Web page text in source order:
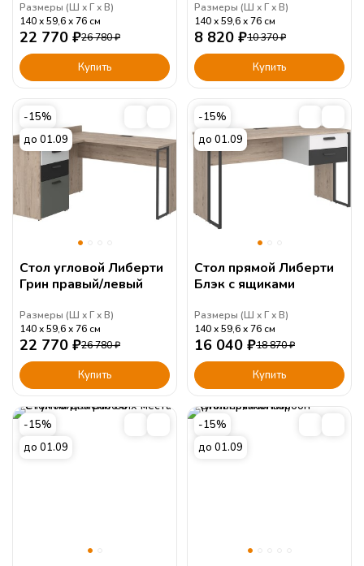
Размеры (Ш Г В)
140
59,6 76 см
22 770 ₽26 780₽
Купить
Размеры (Ш Г В)
140
59,6 76 см
8 820 ₽10 370₽
Купить
-15%
до 01.09
Стол угловой Либерти
Грин правый/левый
Размеры (Ш Г В)
140
59,6 76 см
22 770 ₽26 780₽
Купить
-15%
до 01.09
Стол прямой Либерти
Блэк с ящиками
Размеры (Ш Г В)
140
59,6 76 см
16 040 ₽18 870₽
Купить
-15%
до 01.09
-15%
до 01.09